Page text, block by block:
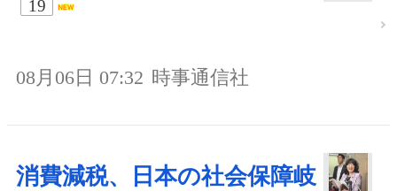
19
08月06日 07:32 時事通信社
消費減税、日本の社会保障岐